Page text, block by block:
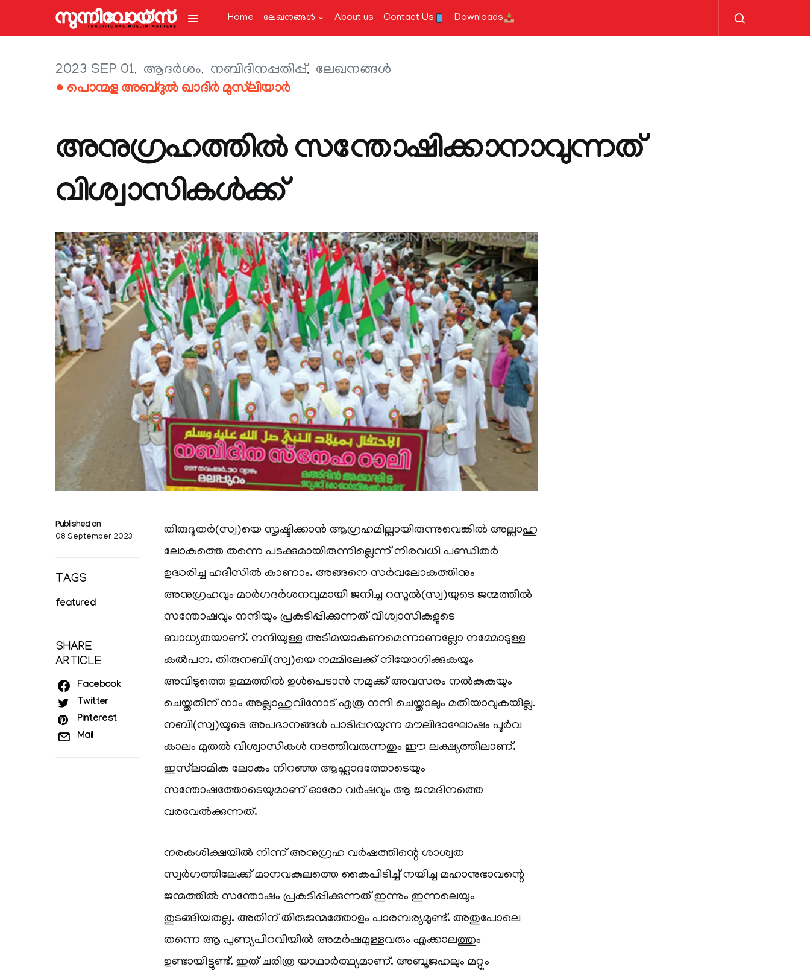
Home ലേഖനങ്ങള്‍ About us Contact Us Downloads
2023 SEP 01 ആദര്‍ശം നബിദിനപ്പതിപ്പ് ലേഖനങ്ങള്‍
● പൊന്മള അബ്ദുൽ ഖാദിർ മുസ്‌ലിയാർ
അനുഗ്രഹത്തിൽ സന്തോഷിക്കാനാവുന്നത്
വിശ്വാസികൾക്ക്
Published on
08 September 2023
TAGS
featured
SHARE
ARTICLE
Facebook
Twitter
Pinterest
Mail
തിരുദൂതർ(സ്വ)യെ സൃഷ്ടിക്കാൻ ആഗ്രഹമില്ലായിരുന്നുവെങ്കിൽ അല്ലാഹു
ലോകത്തെ തന്നെ പടക്കുമായിരുന്നില്ലെന്ന് നിരവധി പണ്ഡിതർ
ഉദ്ധരിച്ച ഹദീസിൽ കാണാം. അങ്ങനെ സർവലോകത്തിനും
അനുഗ്രഹവും മാർഗദർശനവുമായി ജനിച്ച റസൂൽ(സ്വ)യുടെ ജന്മത്തിൽ
സന്തോഷവും നന്ദിയും പ്രകടിപ്പിക്കുന്നത് വിശ്വാസികളുടെ
ബാധ്യതയാണ്. നന്ദിയുള്ള അടിമയാകണമെന്നാണല്ലോ നമ്മോടുള്ള
കൽപന. തിരുനബി(സ്വ)യെ നമ്മിലേക്ക് നിയോഗിക്കുകയും
അവിടുത്തെ ഉമ്മത്തിൽ ഉൾപെടാൻ നമുക്ക് അവസരം നൽകുകയും
ചെയ്തതിന് നാം അല്ലാഹുവിനോട് എത്ര നന്ദി ചെയ്താലും മതിയാവുകയില്ല.
നബി(സ്വ)യുടെ അപദാനങ്ങൾ പാടിപ്പറയുന്ന മൗലിദാഘോഷം പൂർവ
കാലം മുതൽ വിശ്വാസികൾ നടത്തിവരുന്നതും ഈ ലക്ഷ്യത്തിലാണ്.
ഇസ്‌ലാമിക ലോകം നിറഞ്ഞ ആഹ്ലാദത്തോടെയും
സന്തോഷത്തോടെയുമാണ് ഓരോ വർഷവും ആ ജന്മദിനത്തെ
വരവേൽക്കുന്നത്.
നരകശിക്ഷയിൽ നിന്ന് അനുഗ്രഹ വർഷത്തിന്റെ ശാശ്വത
സ്വർഗത്തിലേക്ക് മാനവകുലത്തെ കൈപിടിച്ച് നയിച്ച മഹാനുഭാവന്റെ
ജന്മത്തിൽ സന്തോഷം പ്രകടിപ്പിക്കുന്നത് ഇന്നും ഇന്നലെയും
തുടങ്ങിയതല്ല. അതിന് തിരുജന്മത്തോളം പാരമ്പര്യമുണ്ട്. അതുപോലെ
തന്നെ ആ പുണ്യപിറവിയിൽ അമർഷമുള്ളവരും എക്കാലത്തും
ഉണ്ടായിട്ടുണ്ട്. ഇത് ചരിത്ര യാഥാർത്ഥ്യമാണ്. അബൂജഹലും മറ്റും